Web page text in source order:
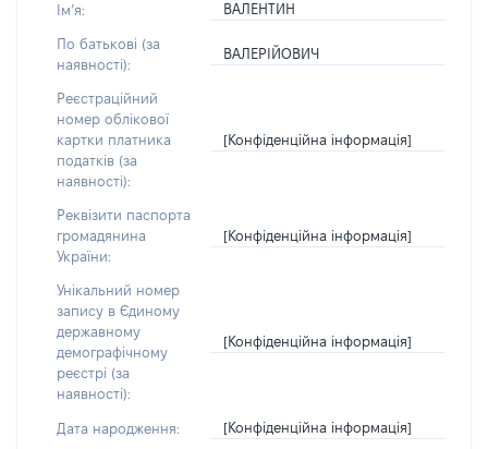
Імʼя: ВАЛЕНТИН
По батькові (за
наявності):
ВАЛЕРІЙОВИЧ
Реєстраційний
номер облікової
картки платника
податків (за
наявності):
[Конфіденційна інформація]
Реквізити паспорта
громадянина
України:
[Конфіденційна інформація]
Унікальний номер
запису в Єдиному
державному
демографічному
реєстрі (за
наявності):
[Конфіденційна інформація]
Дата народження: [Конфіденційна інформація]